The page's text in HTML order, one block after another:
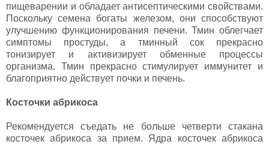
пищеварении и обладает антисептическими свойствами.
Поскольку семена богаты железом, они способствуют
улучшению функционирования печени. Тмин облегчает
симптомы простуды, а тминный сок прекрасно
тонизирует и активизирует обменные процессы
организма. Тмин прекрасно стимулирует иммунитет и
благоприятно действует почки и печень.
Косточки абрикоса
Рекомендуется съедать не больше четверти стакана
косточек абрикоса за прием. Ядра косточек абрикоса